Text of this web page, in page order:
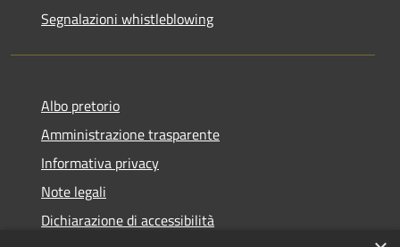
Segnalazioni whistleblowing
Albo pretorio
Amministrazione trasparente
Informativa privacy
Note legali
Dichiarazione di accessibilità